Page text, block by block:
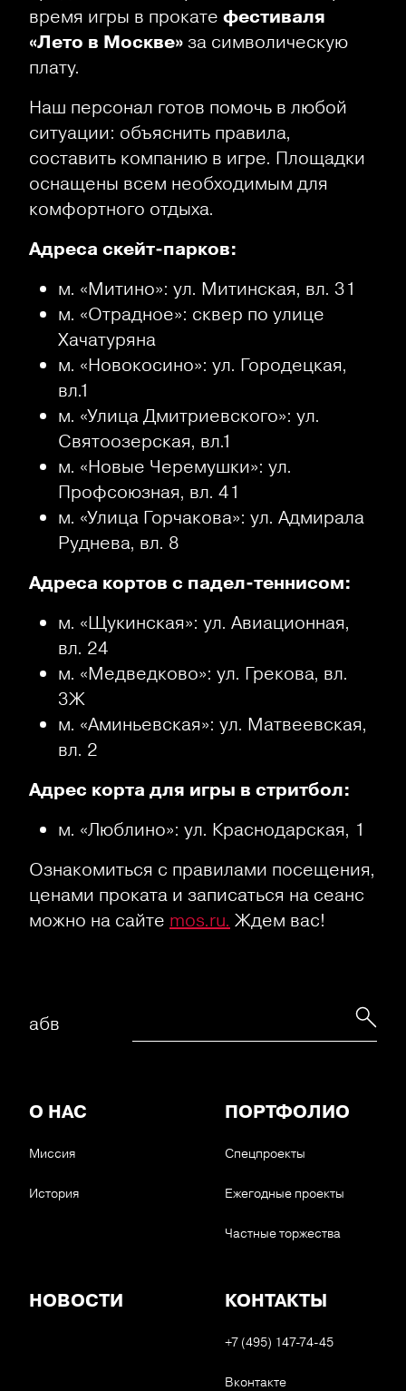
время игры в прокате фестиваля
«Лето в Москве»за символическую
плату.
Наш персонал готов помочь в любой
ситуации: объяснить правила,
составить компанию в игре. Площадки
оснащены всем необходимым для
комфортного отдыха.
Адреса скейт-парков:
м. «Митино»: ул. Митинская, вл. 31
м. «Отрадное»: сквер по улице
Хачатуряна
м. «Новокосино»: ул. Городецкая,
вл.1
м. «Улица Дмитриевского»: ул.
Святоозерская, вл.1
м. «Новые Черемушки»: ул.
Профсоюзная, вл. 41
м. «Улица Горчакова»: ул. Адмирала
Руднева, вл. 8
Адреса кортов с падел-теннисом:
м. «Щукинская»: ул. Авиационная,
вл. 24
м. «Медведково»: ул. Грекова, вл.
3Ж
м. «Аминьевская»: ул. Матвеевская,
вл. 2
Адрес корта для игры в стритбол:
м. «Люблино»: ул. Краснодарская, 1
Ознакомиться с правилами посещения,
ценами проката и записаться на сеанс
можно на сайте mos.ru.Ждем вас!
абв
О НАС
Миссия
История
ПОРТФОЛИО
Спецпроекты
Ежегодные проекты
Частные торжества
НОВОСТИ КОНТАКТЫ
+7 (495) 147-74-45
Вконтакте